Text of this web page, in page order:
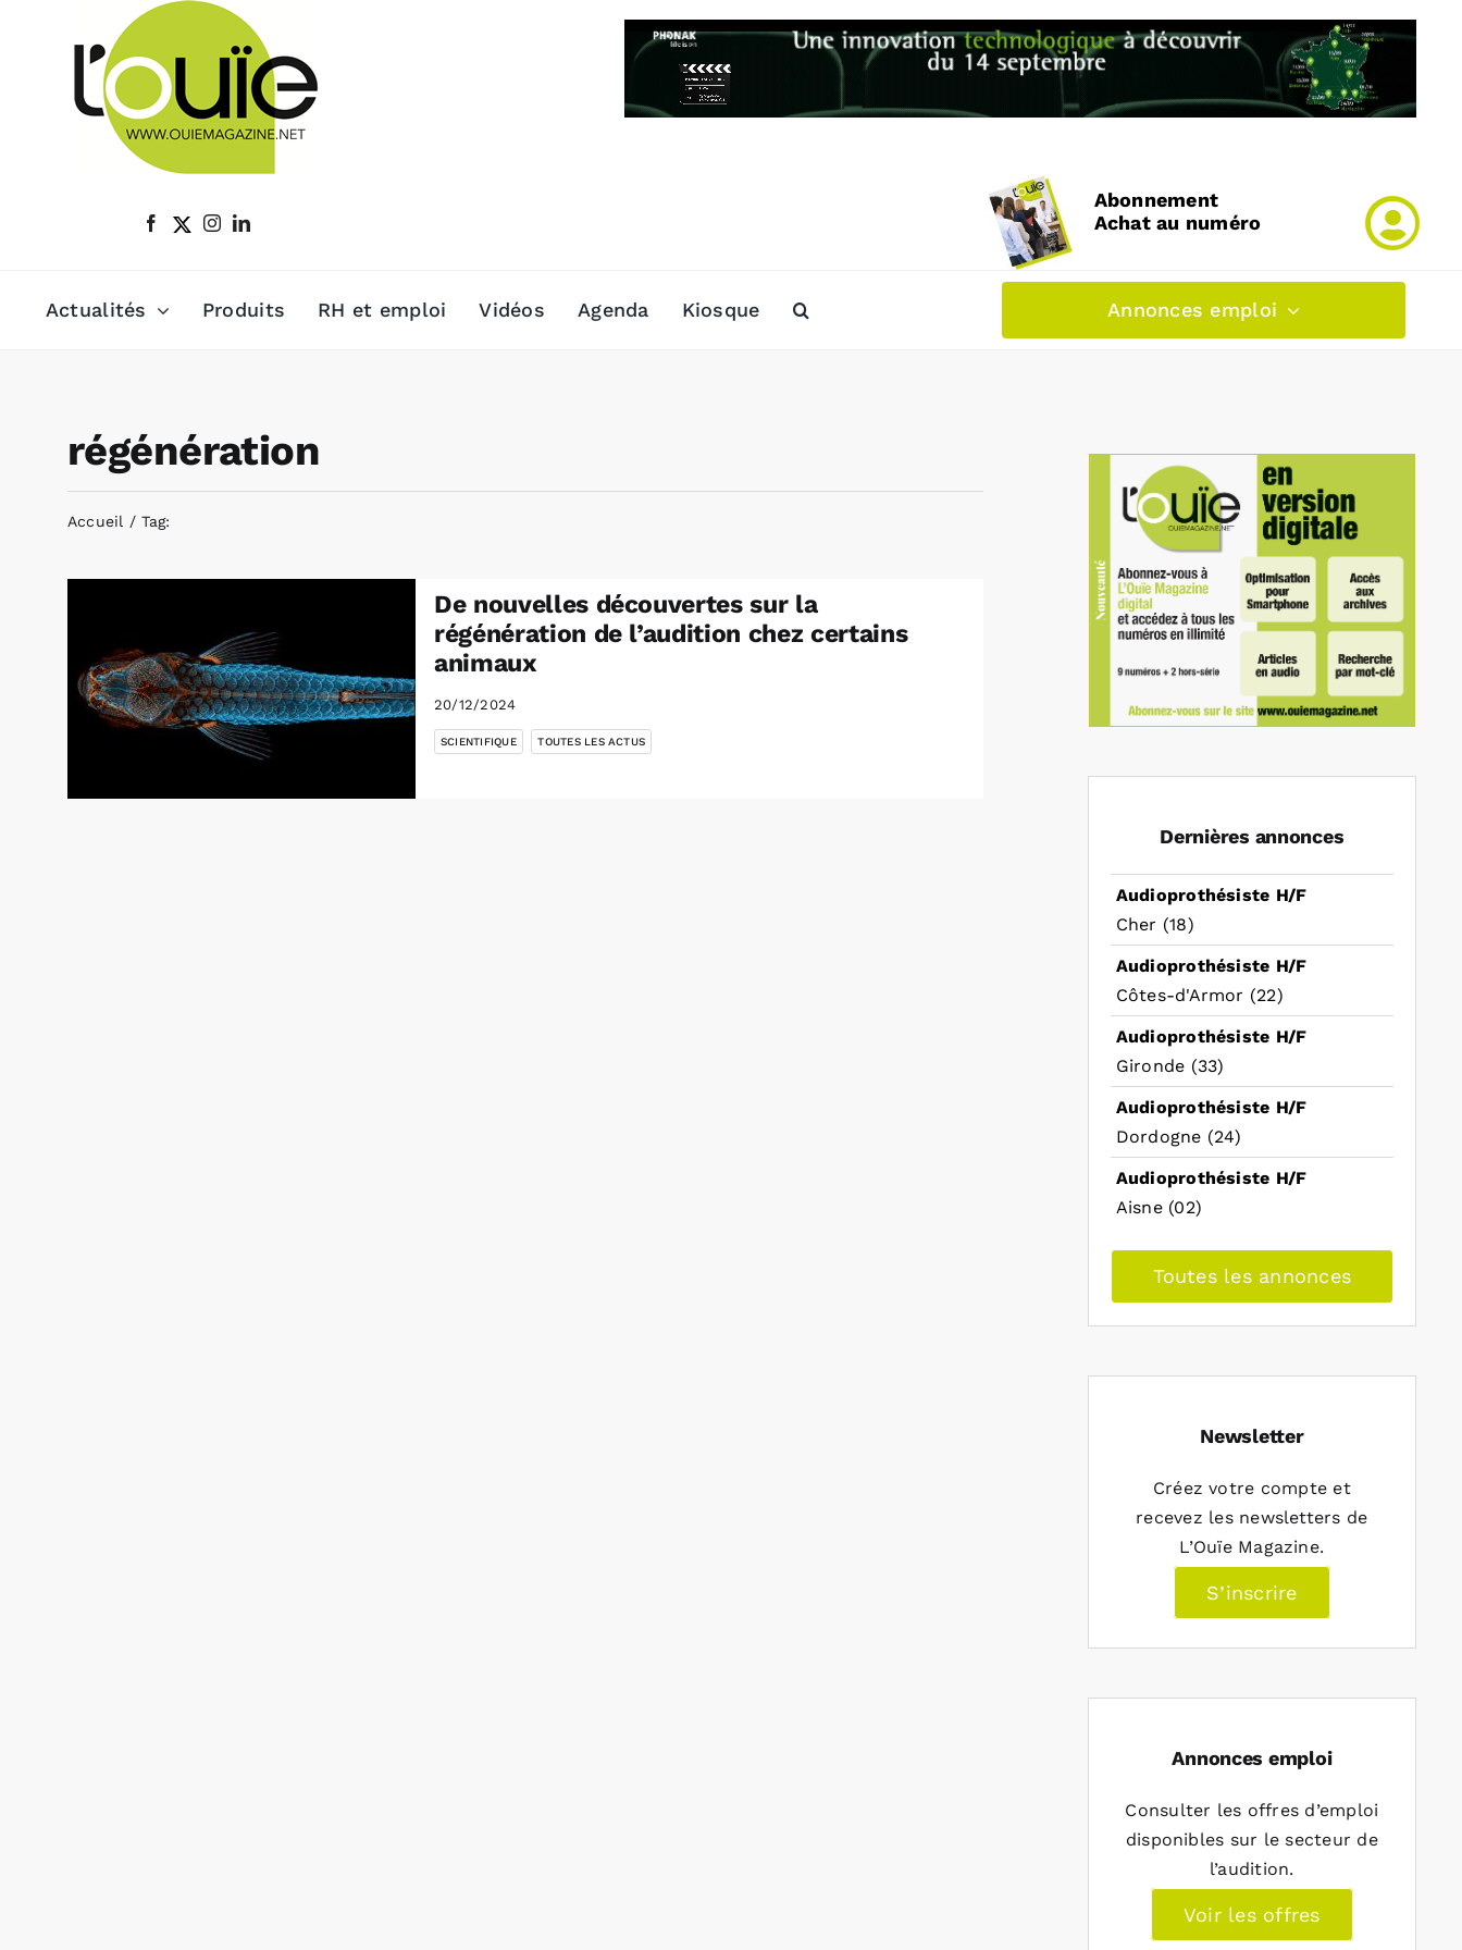
Abonnement
Achat au numéro
Actualités Produits RH et emploi Vidéos Agenda Kiosque Annonces emploi
régénération
Accueil Tag:
De nouvelles découvertes sur la
régénération de l’audition chez certains
animaux
20/12/2024
SCIENTIFIQUE TOUTES LES ACTUS
Dernières annonces
Audioprothésiste H/F
Cher (18)
Audioprothésiste H/F
Côtes-d'Armor (22)
Audioprothésiste H/F
Gironde (33)
Audioprothésiste H/F
Dordogne (24)
Audioprothésiste H/F
Aisne (02)
Toutes les annonces
Newsletter
Créez votre compte et
recevez les newsletters de
L’Ouïe Magazine.
S’inscrire
Annonces emploi
Consulter les offres d’emploi
disponibles sur le secteur de
l’audition.
Voir les offres